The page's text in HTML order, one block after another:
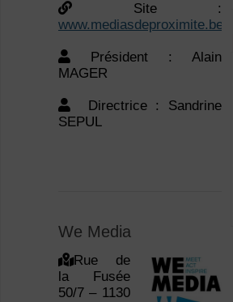
Site :
www.mediasdeproximite.be
Président : Alain
MAGER
Directrice : Sandrine
SEPUL
We Media
Rue de
la Fusée
50/7 – 1130